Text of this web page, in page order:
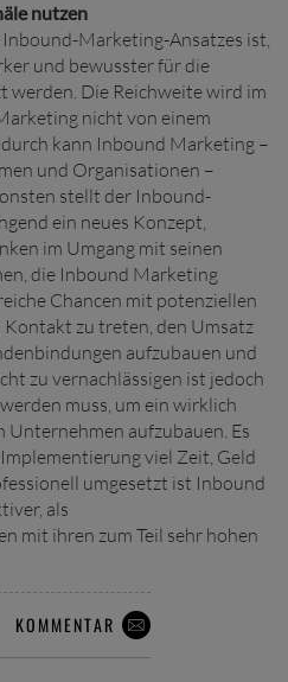
nutzen
Marketing-Ansatzes ist,
und bewusster für die
werden. Die Reichweite wird im
nicht von einem
kann Inbound Marketing –
und Organisationen –
stellt der Inbound-
ein neues Konzept,
im Umgang mit seinen
die Inbound Marketing
Chancen mit potenziellen
zu treten, den Umsatz
aufzubauen und
zu vernachlässigen ist jedoch
muss, um ein wirklich
aufzubauen. Es
viel Zeit, Geld
umgesetzt ist Inbound
als
mit ihren zum Teil sehr hohen
KOMMENTAR